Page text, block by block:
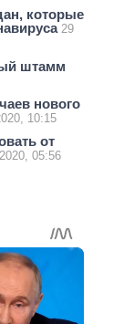
которые
29
штамм
нового
10:15
от
05:56